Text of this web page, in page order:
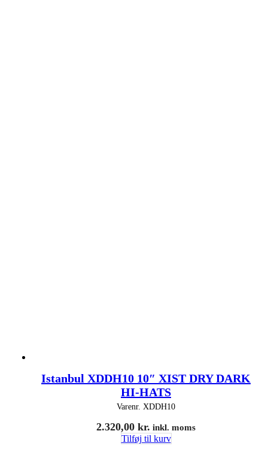
Istanbul XDDH10 10″ XIST DRY DARK
HI-HATS
Varenr. XDDH10
2.320,00 kr. inkl. moms
Tilføj til kurv